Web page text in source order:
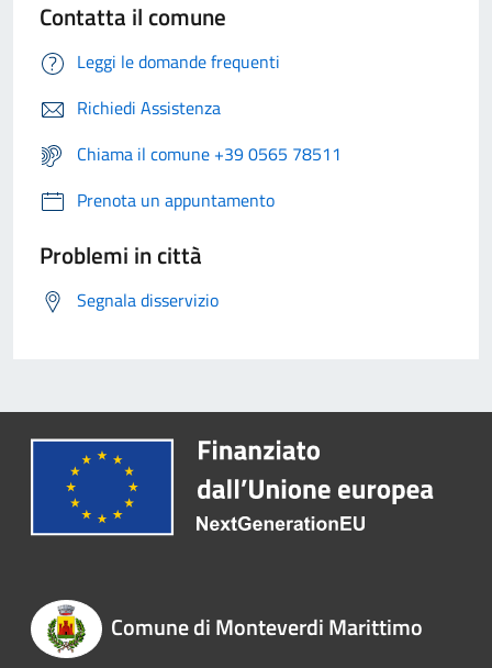
Contatta il comune
Leggi le domande frequenti
Richiedi Assistenza
Chiama il comune +39 0565 78511
Prenota un appuntamento
Problemi in città
Segnala disservizio
Comune di Monteverdi Marittimo